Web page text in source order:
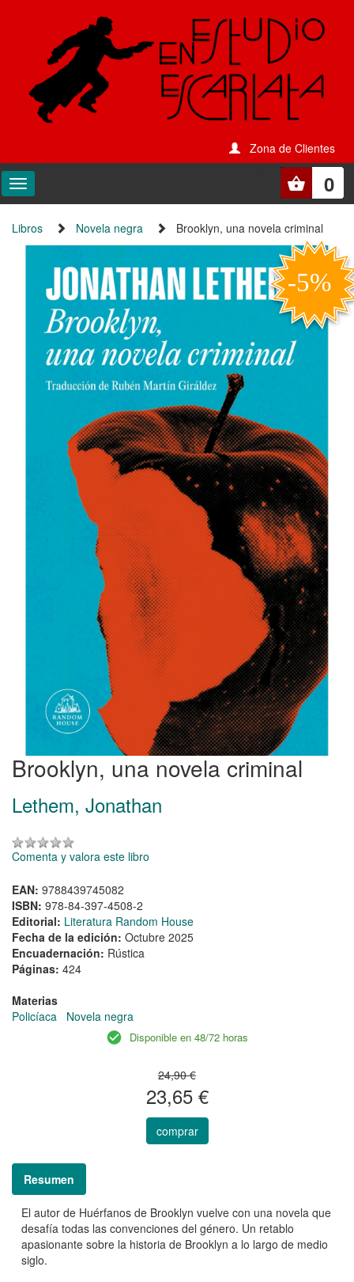
Zona de Clientes
0
Libros Novela negra Brooklyn, una novela criminal
Brooklyn, una novela criminal
Lethem, Jonathan
Comenta y valora este libro
EAN: 9788439745082
ISBN: 978-84-397-4508-2
Editorial: Literatura Random House
Fecha de la edición: Octubre 2025
Encuadernación: Rústica
Páginas: 424
Materias
Policíaca
Novela negra
Disponible en 48/72 horas
24,90 €
23,65 €
comprar
Resumen
El autor de Huérfanos de Brooklyn vuelve con una novela que
desafía todas las convenciones del género. Un retablo
apasionante sobre la historia de Brooklyn a lo largo de medio
siglo.